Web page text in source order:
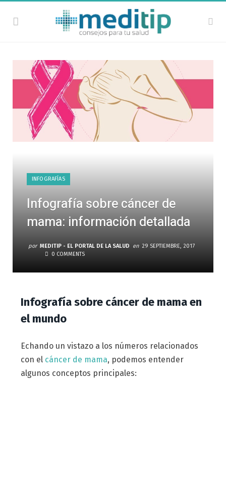
INFOGRAFÍAS
Infografía sobre cáncer de
mama: información detallada
por MEDITIP - EL PORTAL DE LA SALUD en 29 SEPTIEMBRE, 2017
0 COMMENTS
Infografía sobre cáncer de mama en
el mundo
Echando un vistazo a los números relacionados
con el cáncer de mama, podemos entender
algunos conceptos principales: